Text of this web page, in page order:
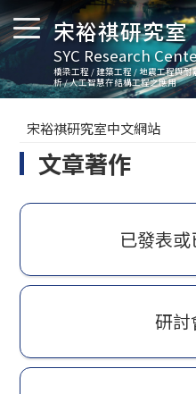
宋裕祺研究室
SYC Research
橋梁工程 / 建築工程 / 地震工程與
析 / 人工智慧在結構工程之應用
宋裕祺研究室中文網站
文章著作
已發表
研討